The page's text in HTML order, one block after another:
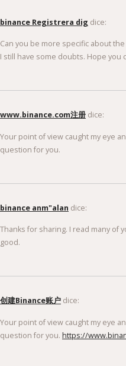
binance Registrera dig dice:
Can you be more specific about
I still have some doubts. Hope you
www.binance.com注册 dice:
Your point of view caught my eye
question for you.
binance anm"alan dice:
Thanks for sharing. I read many of
good.
创建Binance账户 dice:
Your point of view caught my eye
question for you. https://